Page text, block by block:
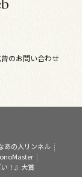
告のお問い合わせ
あの人 リンネル
！』大賞